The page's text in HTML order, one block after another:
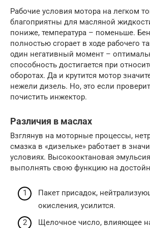
Рабочие условия мотора на легком
благоприятны для масляной
пониже, температура – поменьше.
полностью сгорает в ходе рабочего
один негативный момент –
способность достигается при
оборотах. Да и крутится мотор
нежели дизель. Но, это если
почистить инжектор.
Различия в маслах
Взглянув на моторные процессы,
смазка в «дизельке» работает в
условиях. Высокооктановая
выполнять свою функцию на
Пакет присадок,
окисления, усилится.
Щелочное число, влияющее